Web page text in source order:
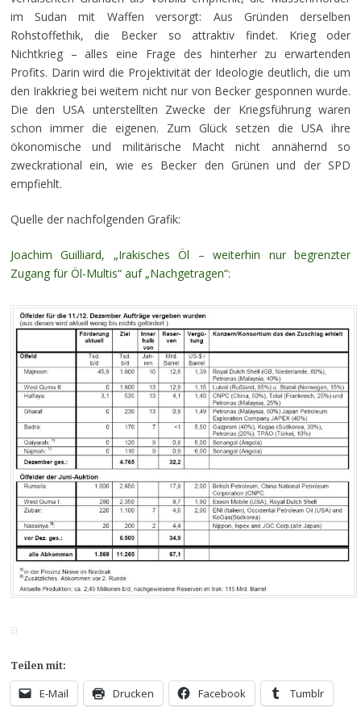
im Sudan mit Waffen versorgt: Aus Gründen derselben
Rohstoffethik, die Becker so attraktiv findet. Krieg oder
Nichtkrieg – alles eine Frage des hinterher zu erwartenden
Profits. Darin wird die Projektivität der Ideologie deutlich, die um
den Irakkrieg bei weitem nicht nur von Becker gesponnen wurde.
Die den USA unterstellten Zwecke der Kriegsführung waren
schon immer die eigenen. Zum Glück setzen die USA ihre
ökonomische und militärische Macht nicht annähernd so
zweckrational ein, wie es Becker den Grünen und der SPD
empfiehlt.
Quelle der nachfolgenden Grafik:
Joachim Guilliard, „Irakisches Öl – weiterhin nur begrenzter
Zugang für Öl-Multis“ auf „Nachgetragen“:
Teilen mit:
E-Mail Drucken Facebook Tumblr